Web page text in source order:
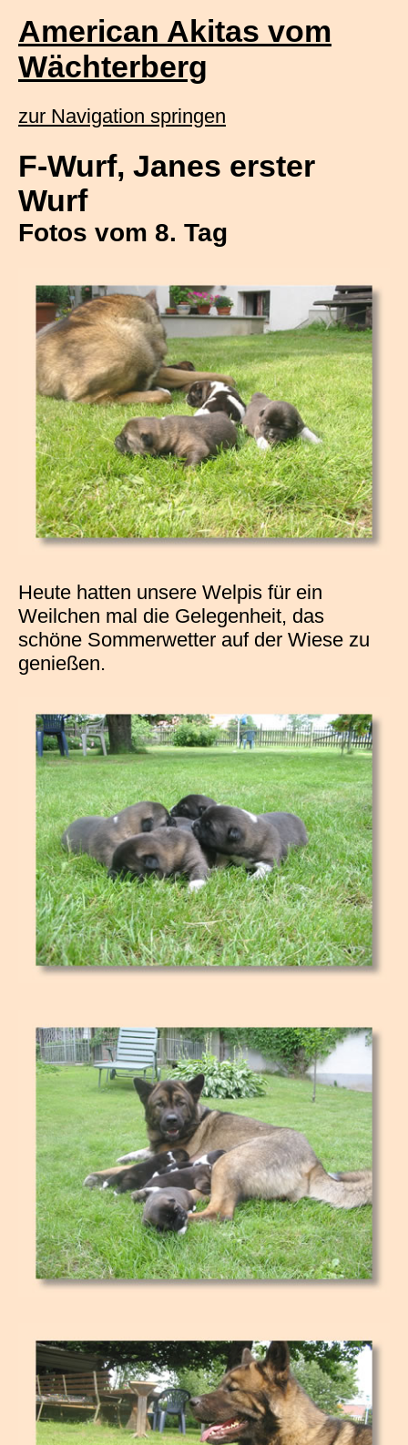
American Akitas vom
Wächterberg
zur Navigation springen
F-Wurf, Janes erster
Wurf
Fotos vom 8. Tag
Heute hatten unsere Welpis für ein
Weilchen mal die Gelegenheit, das
schöne Sommerwetter auf der Wiese zu
genießen.